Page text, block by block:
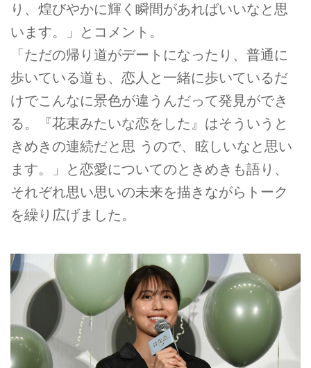
り、煌びやかに輝く瞬間があればいいなと思
います。」とコメント。
「ただの帰り道がデートになったり、普通に
歩いている道も、恋人と一緒に歩いているだ
けでこんなに景色が違うんだって発見ができ
る。『花束みたいな恋をした』はそういうと
きめきの連続だと思 うので、眩しいなと思い
ます。」と恋愛についてのときめきも語り、
それぞれ思い思いの未来を描きながらトーク
を繰り広げました。